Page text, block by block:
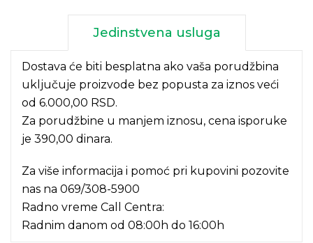
Jedinstvena usluga
Dostava će biti besplatna ako vaša porudžbina
uključuje proizvode bez popusta za iznos veći
od 6.000,00 RSD.
Za porudžbine u manjem iznosu, cena isporuke
je 390,00 dinara.
Za više informacija i pomoć pri kupovini pozovite
nas na 069/308-5900
Radno vreme Call Centra:
Radnim danom od 08:00h do 16:00h